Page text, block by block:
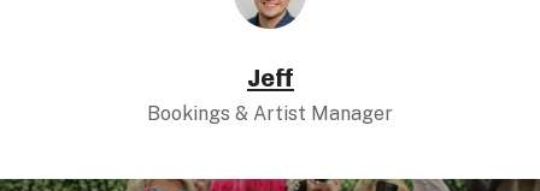
Jeff
Bookings & Artist Manager